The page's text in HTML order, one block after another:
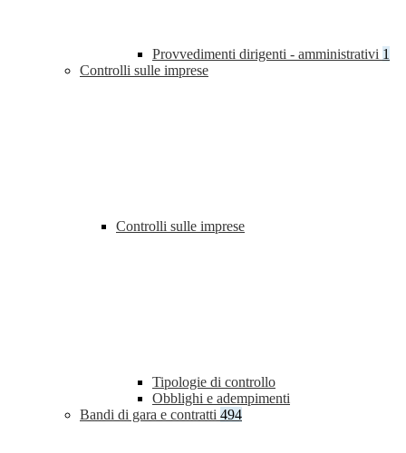
Provvedimenti dirigenti - amministrativi 1
Controlli sulle imprese
Controlli sulle imprese
Tipologie di controllo
Obblighi e adempimenti
Bandi di gara e contratti 494